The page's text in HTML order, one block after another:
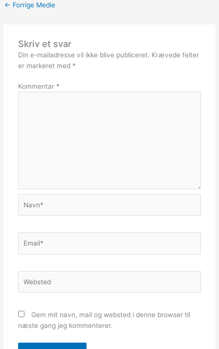
← Forrige Medie
Skriv et svar
Din e-mailadresse vil ikke blive publiceret. Krævede felter
er markeret med *
Kommentar *
Gem mit navn, mail og websted i denne browser til
næste gang jeg kommenterer.